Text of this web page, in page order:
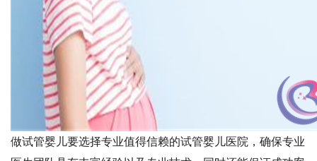
做试管婴儿要选择专业值得信赖的试管婴儿医院，确保专业